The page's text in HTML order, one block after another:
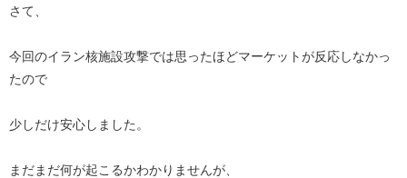
さて、
今回のイラン核施設攻撃では思ったほどマーケットが反応しなかっ
たので
少しだけ安心しました。
まだまだ何が起こるかわかりませんが、